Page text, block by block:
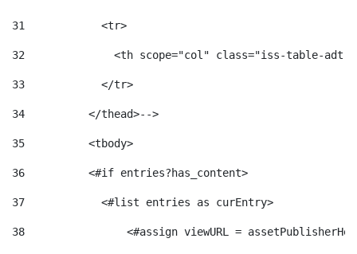
31
            <tr>
32
<th scope="col" class="iss-table-
33
            </tr>
34
          </thead>-->
35
          <tbody>
36
          <#if entries?has_content>
37
            <#list entries as curEntry>
38
<#assign viewURL =